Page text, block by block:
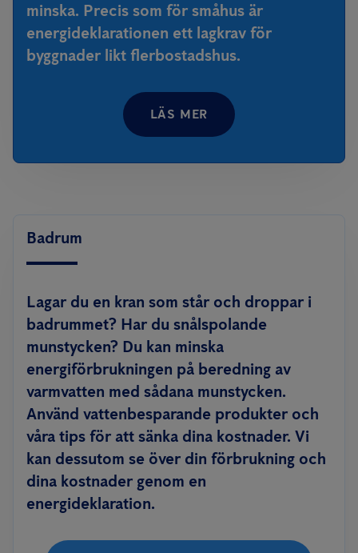
minska. Precis som för småhus är
energideklarationen ett lagkrav för
byggnader likt flerbostadshus.
LÄS MER
Badrum
Lagar du en kran som står och droppar i
badrummet? Har du snålspolande
munstycken? Du kan minska
energiförbrukningen på beredning av
varmvatten med sådana munstycken.
Använd vattenbesparande produkter och
våra tips för att sänka dina kostnader. Vi
kan dessutom se över din förbrukning och
dina kostnader genom en
energideklaration.